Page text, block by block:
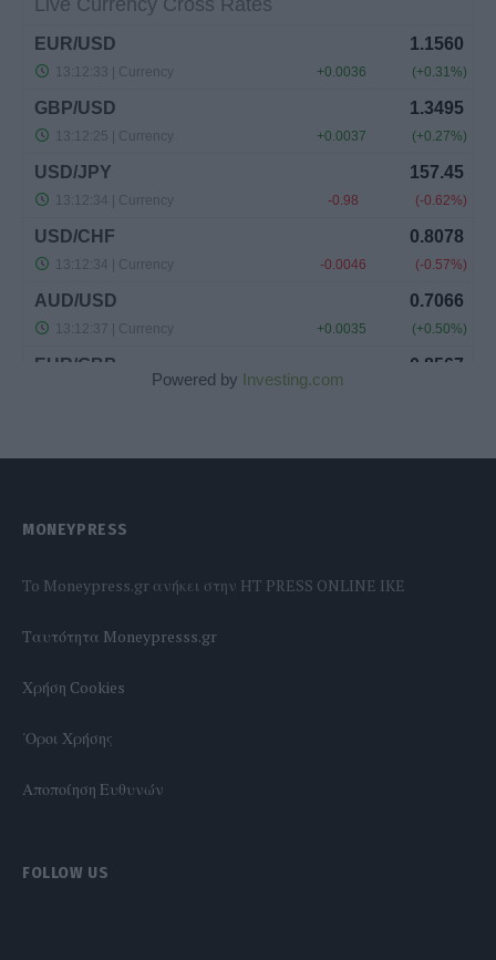
Powered by Investing.com
MONEYPRESS
To Moneypress.gr ανήκει στην HT PRESS ONLINE IKE
Tαυτότητα Moneypresss.gr
Χρήση Cookies
'Οροι Χρήσης
Αποποίηση Ευθυνών
FOLLOW US